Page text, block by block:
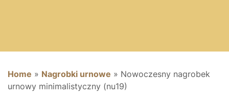
Home » Nagrobki urnowe » Nowoczesny nagrobek
urnowy minimalistyczny (nu19)